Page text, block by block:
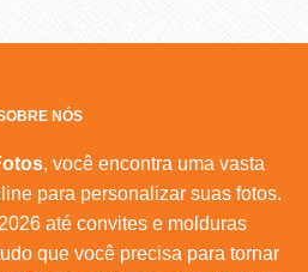
NÓS
, você encontra uma vasta
para personalizar suas fotos.
até convites e molduras
que você precisa para tornar